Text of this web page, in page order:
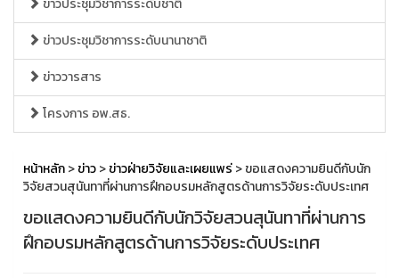
ข่าวประชุมวิชาการระดับชาติ
ข่าวประชุมวิชาการระดับนานาชาติ
ข่าววารสาร
โครงการ อพ.สธ.
หน้าหลัก>ข่าว>ข่าวฝ่ายวิจัยและเผยแพร่> ขอแสดงความยินดีกับนัก
วิจัยสวนสุนันทาที่ผ่านการฝึกอบรมหลักสูตรด้านการวิจัยระดับประเทศ
ขอแสดงความยินดีกับนักวิจัยสวนสุนันทาที่ผ่านการ
ฝึกอบรมหลักสูตรด้านการวิจัยระดับประเทศ